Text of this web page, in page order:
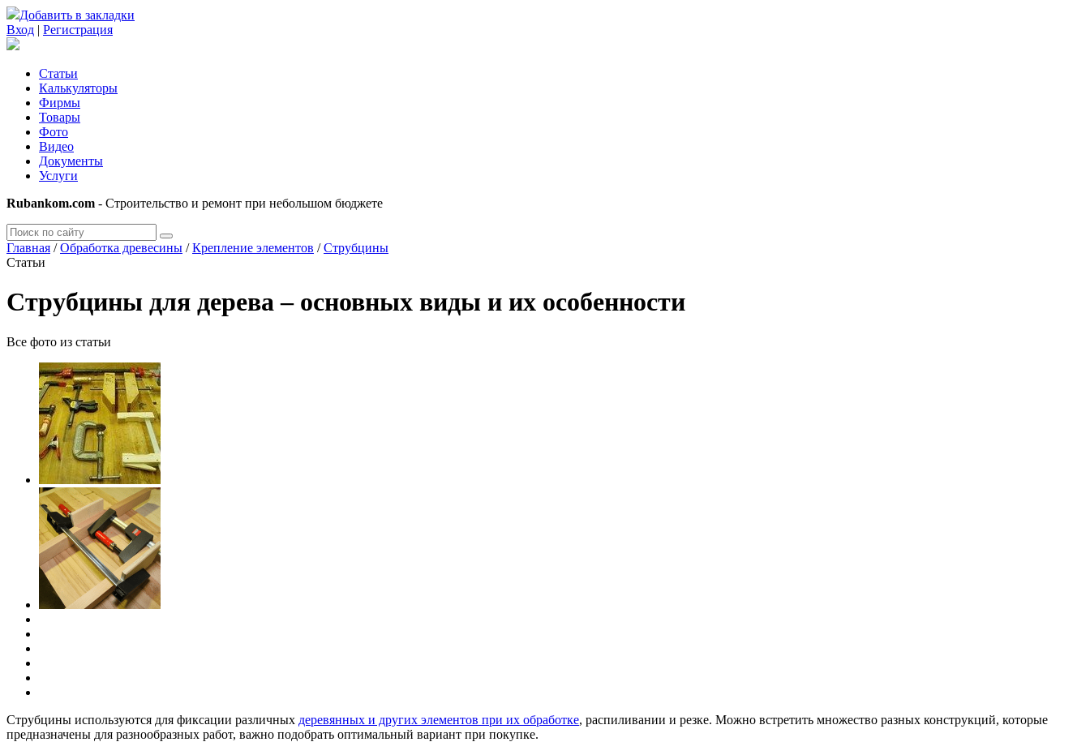
Добавить в закладки
Вход | Регистрация
Статьи
Калькуляторы
Фирмы
Товары
Фото
Видео
Документы
Услуги
Rubankom.com - Строительство и ремонт при небольшом бюджете
Главная /Обработка древесины /Крепление элементов /Струбцины
Статьи
Струбцины для дерева – основных виды и их особенности
Все фото из статьи
Струбцины используются для фиксации различных деревянных и других элементов при их обработке, распиливании и резке. Можно встретить множество разных конструкций, которые
предназначены для разнообразных работ, важно подобрать оптимальный вариант при покупке.